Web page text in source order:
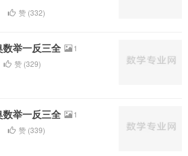
赞 (332)
举一反三全
1
赞 (329)
数举一反三全
1
赞 (339)